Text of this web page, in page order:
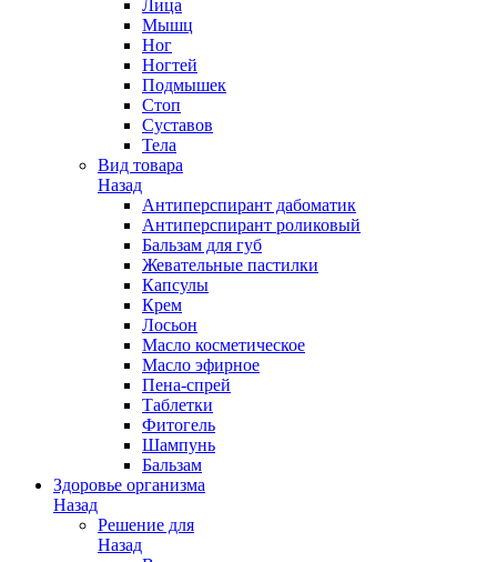
Лица
Мышц
Ног
Ногтей
Подмышек
Стоп
Суставов
Тела
Вид товара
Назад
Антиперспирант дабоматик
Антиперспирант роликовый
Бальзам для губ
Жевательные пастилки
Капсулы
Крем
Лосьон
Масло косметическое
Масло эфирное
Пена-спрей
Таблетки
Фитогель
Шампунь
Бальзам
Здоровье организма
Назад
Решение для
Назад